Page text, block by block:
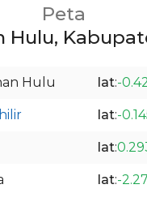
Peta
Hulu,
Hulu lat:-
lat:-
lat:
lat:-